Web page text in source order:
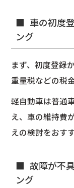
車の初度
ング
まず、初度登録
重量税などの税
軽自動車は普通
え、車の維持費
えの検討をおす
故障が不
ング